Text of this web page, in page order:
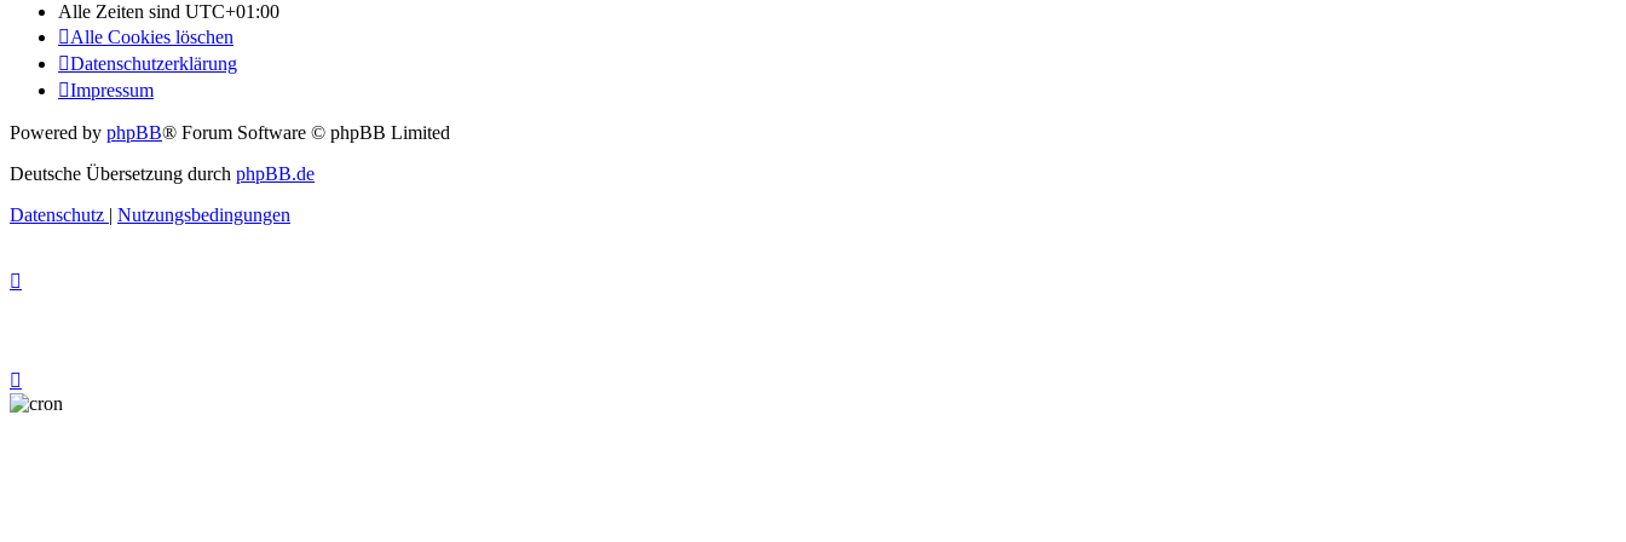
Alle Zeiten sind UTC+01:00
Alle Cookies löschen
Datenschutzerklärung
Impressum
Powered by phpBB® Forum Software © phpBB Limited
Deutsche Übersetzung durch phpBB.de
Datenschutz | Nutzungsbedingungen